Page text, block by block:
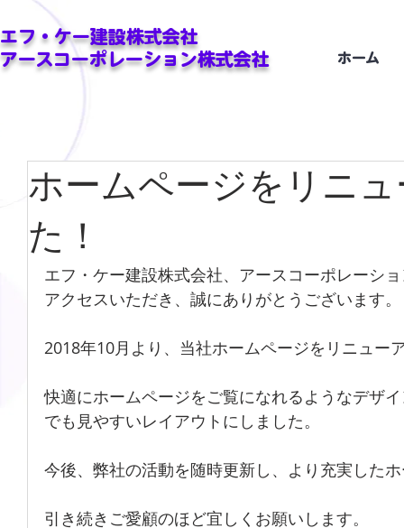
エフ・ケー建設株式会社
アースコーポレーション株式会社
ホーム
ホームページをリニ
た！
エフ・ケー建設株式会社、アースコーポレーシ
アクセスいただき、誠にありがとうございます。
2018年10月より、当社ホームページをリニュー
快適にホームページをご覧になれるようなデザ
でも見やすいレイアウトにしました。
今後、弊社の活動を随時更新し、より充実した
引き続きご愛顧のほど宜しくお願いします。